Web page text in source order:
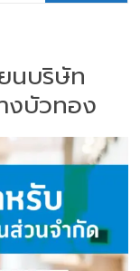
นบริษัท
งบัวทอง